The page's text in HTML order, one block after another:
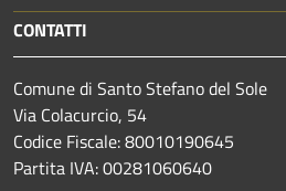
CONTATTI
Comune di Santo Stefano del Sole
Via Colacurcio, 54
Codice Fiscale: 80010190645
Partita IVA: 00281060640